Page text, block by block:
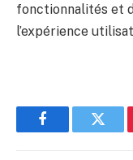
fonctionnalités et
l’expérience
Facebook